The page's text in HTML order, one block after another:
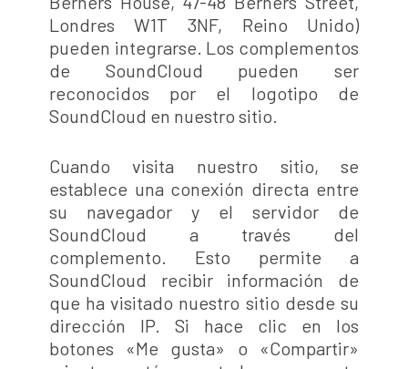
Londres W1T 3NF, Reino Unido)
pueden integrarse. Los complementos
de SoundCloud pueden ser
reconocidos por el logotipo de
SoundCloud en nuestro sitio.
Cuando visita nuestro sitio, se
establece una conexión directa entre
su navegador y el servidor de
SoundCloud a través del
complemento. Esto permite a
SoundCloud recibir información de
que ha visitado nuestro sitio desde su
dirección IP. Si hace clic en los
botones «Me gusta» o «Compartir»